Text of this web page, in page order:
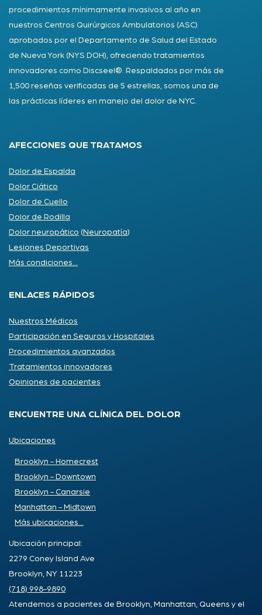
procedimientos mínimamente invasivos al año en
nuestros Centros Quirúrgicos Ambulatorios (ASC)
aprobados por el Departamento de Salud del Estado
de Nueva York (NYS DOH), ofreciendo tratamientos
innovadores como Discseel®. Respaldados por más de
1,500 reseñas verificadas de 5 estrellas, somos una de
las prácticas líderes en manejo del dolor de NYC.
AFECCIONES QUE TRATAMOS
Dolor de Espalda
Dolor Ciático
Dolor de Cuello
Dolor de Rodilla
Dolor neuropático (Neuropatía)
Lesiones Deportivas
Más condiciones...
ENLACES RÁPIDOS
Nuestros Médicos
Participación en Seguros y Hospitales
Procedimientos avanzados
Tratamientos innovadores
Opiniones de pacientes
ENCUENTRE UNA CLÍNICA DEL DOLOR
Ubicaciones
Brooklyn - Homecrest
Brooklyn - Downtown
Brooklyn - Canarsie
Manhattan - Midtown
Más ubicaciones...
Ubicación principal:
2279 Coney Island Ave
Brooklyn, NY 11223
(718) 998-9890
Atendemos a pacientes de Brooklyn, Manhattan, Queens y el